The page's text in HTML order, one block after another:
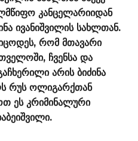
კანცელარიიდან
ივანიშვილის სახლთან.
რომ მთავარი
ჩვენსა და
არის ბიძინა
რუს ოლიგარქთან
ეს კრიმინალური